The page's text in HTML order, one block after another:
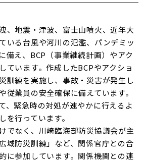
、地震・津波、富士山噴火、近年大
いる台風や河川の氾濫、パンデミッ
備え、BCP（事業継続計画）やアク
ています。作成したBCPやアクショ
訓練を実施し、事故・災害が発生し
従業員の安全確保に備えています。
、緊急時の対処が速やかに行えるよ
を行っています。
でなく、川崎臨海部防災協議会が主
域防災訓練」など、関係官庁との合
に参加しています。関係機関との連